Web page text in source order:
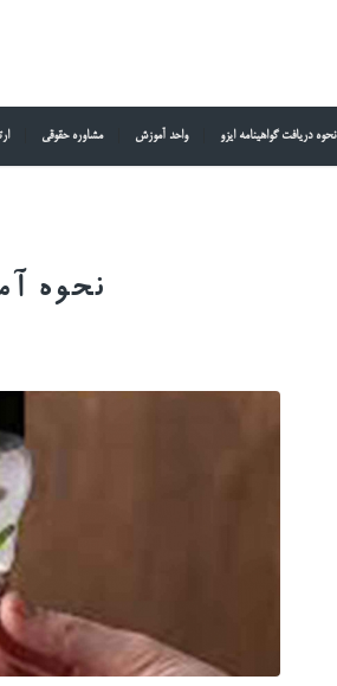
نحوه دریافت گواهینامه ایزو واحد آموزش مشاوره حقوقی
نحوه